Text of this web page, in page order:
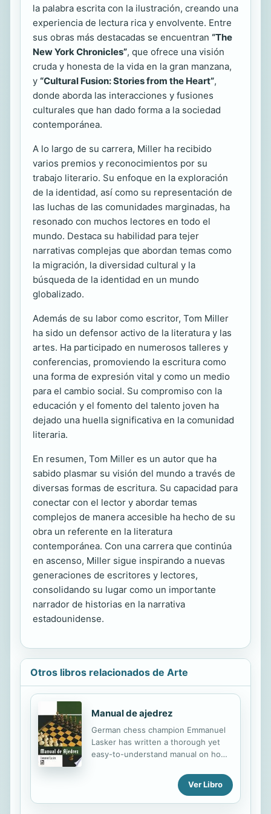
la palabra escrita con la ilustración, creando una
experiencia de lectura rica y envolvente. Entre
sus obras más destacadas se encuentran “The
New York Chronicles”, que ofrece una visión
cruda y honesta de la vida en la gran manzana,
y “Cultural Fusion: Stories from the Heart”,
donde aborda las interacciones y fusiones
culturales que han dado forma a la sociedad
contemporánea.
A lo largo de su carrera, Miller ha recibido
varios premios y reconocimientos por su
trabajo literario. Su enfoque en la exploración
de la identidad, así como su representación de
las luchas de las comunidades marginadas, ha
resonado con muchos lectores en todo el
mundo. Destaca su habilidad para tejer
narrativas complejas que abordan temas como
la migración, la diversidad cultural y la
búsqueda de la identidad en un mundo
globalizado.
Además de su labor como escritor, Tom Miller
ha sido un defensor activo de la literatura y las
artes. Ha participado en numerosos talleres y
conferencias, promoviendo la escritura como
una forma de expresión vital y como un medio
para el cambio social. Su compromiso con la
educación y el fomento del talento joven ha
dejado una huella significativa en la comunidad
literaria.
En resumen, Tom Miller es un autor que ha
sabido plasmar su visión del mundo a través de
diversas formas de escritura. Su capacidad para
conectar con el lector y abordar temas
complejos de manera accesible ha hecho de su
obra un referente en la literatura
contemporánea. Con una carrera que continúa
en ascenso, Miller sigue inspirando a nuevas
generaciones de escritores y lectores,
consolidando su lugar como un importante
narrador de historias en la narrativa
estadounidense.
Otros libros relacionados de Arte
Manual de ajedrez
German chess champion Emmanuel
Lasker has written a thorough yet
easy-to-understand manual on how
basics, then goes on to offer
strategies and illustrated examples.
Ver Libro